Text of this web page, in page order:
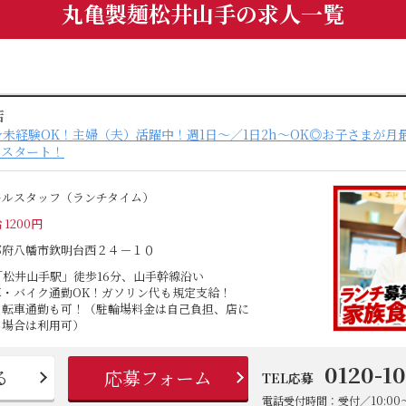
丸亀製麺松井山手の求人一覧
経験OK！主婦（夫）活躍中！週1日～／1日2h～OK◎お子さまが月
タート！
スタッフ（ランチタイム）
1200円
八幡市欽明台西２４－１０
松井山手駅」徒歩16分、山手幹線沿い
バイク通勤OK！ガソリン代も規定支給！
車通勤も可！（駐輪場料金は自己負担、店に
合は利用可）
応募フォーム TEL応募 0120-
電話受付時間：受付／10:00